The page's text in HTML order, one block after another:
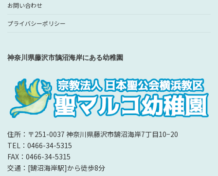
お問い合わせ
プライバシーポリシー
神奈川県藤沢市鵠沼海岸にある幼稚園
住所：〒251-0037 神奈川県藤沢市鵠沼海岸7丁目10−20
TEL：0466-34-5315
FAX：0466-34-5315
交通：[鵠沼海岸駅]から徒歩8分